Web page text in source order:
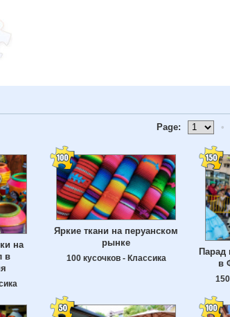
Page: •
на
в
Яркие ткани на перуанском
рынке
100 кусочков - Классика
Парад
в